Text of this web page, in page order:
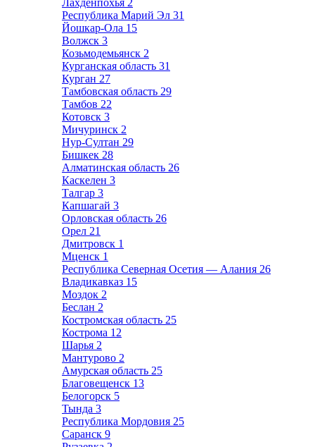
Лахденпохья 2
Республика Марий Эл 31
Йошкар-Ола 15
Волжск 3
Козьмодемьянск 2
Курганская область 31
Курган 27
Тамбовская область 29
Тамбов 22
Котовск 3
Мичуринск 2
Нур-Султан 29
Бишкек 28
Алматинская область 26
Каскелен 3
Талгар 3
Капшагай 3
Орловская область 26
Орел 21
Дмитровск 1
Мценск 1
Республика Северная Осетия — Алания 26
Владикавказ 15
Моздок 2
Беслан 2
Костромская область 25
Кострома 12
Шарья 2
Мантурово 2
Амурская область 25
Благовещенск 13
Белогорск 5
Тында 3
Республика Мордовия 25
Саранск 9